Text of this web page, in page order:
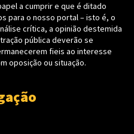
a cumprir e que é ditado
para o nosso portal – isto é, o
crítica, a opinião destemida
pública deverão se
fieis ao interesse
oposição ou situação.